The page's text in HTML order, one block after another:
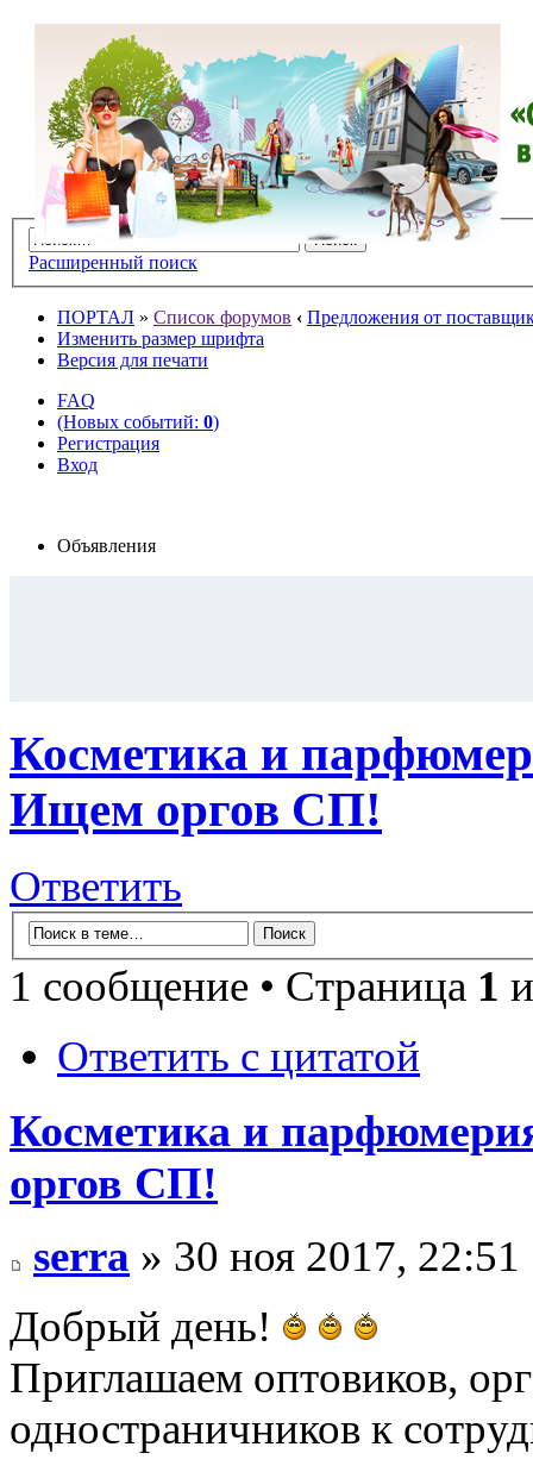
Расширенный поиск
ПОРТАЛ » Список форумов ‹ Предложения от
Изменить размер шрифта
Версия для печати
FAQ
(Новых событий: 0)
Регистрация
Вход
Объявления
Косметика и
Ищем оргов СП!
Ответить
1 сообщение • Страница 1
Ответить с цитатой
Косметика и
оргов СП!
serra » 30 ноя 2017, 22:51
Добрый день!
Приглашаем оптовиков,
одностраничников к